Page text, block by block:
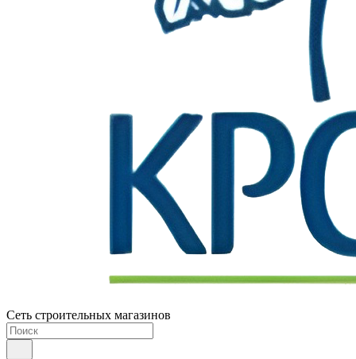
Сеть строительных магазинов